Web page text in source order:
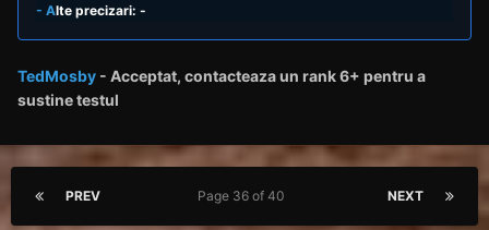
- Alte precizari: -
TedMosby - Acceptat, contacteaza un rank6+ pentru a
sustine testul
PREV NEXT
Page 36 of 40